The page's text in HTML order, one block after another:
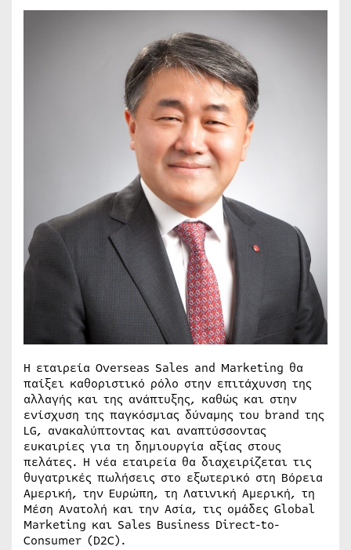
Η εταιρεία Overseas Sales and Marketing θα
παίξει καθοριστικό ρόλο στην επιτάχυνση της
αλλαγής και της ανάπτυξης, καθώς και στην
ενίσχυση της παγκόσμιας δύναμης του brand της
LG, ανακαλύπτοντας και αναπτύσσοντας
ευκαιρίες για τη δημιουργία αξίας στους
πελάτες. Η νέα εταιρεία θα διαχειρίζεται τις
θυγατρικές πωλήσεις στο εξωτερικό στη Βόρεια
Αμερική, την Ευρώπη, τη Λατινική Αμερική, τη
Μέση Ανατολή και την Ασία, τις ομάδες Global
Marketing και Sales Business Direct-to-
Consumer (D2C).